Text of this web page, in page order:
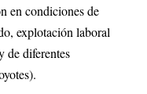
en condiciones de
explotación laboral
de diferentes